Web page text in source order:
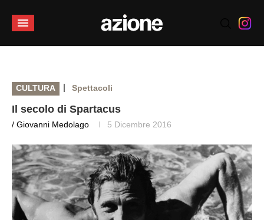
CULTURA | Spettacoli
Il secolo di Spartacus
/ Giovanni Medolago 5 Dicembre 2016